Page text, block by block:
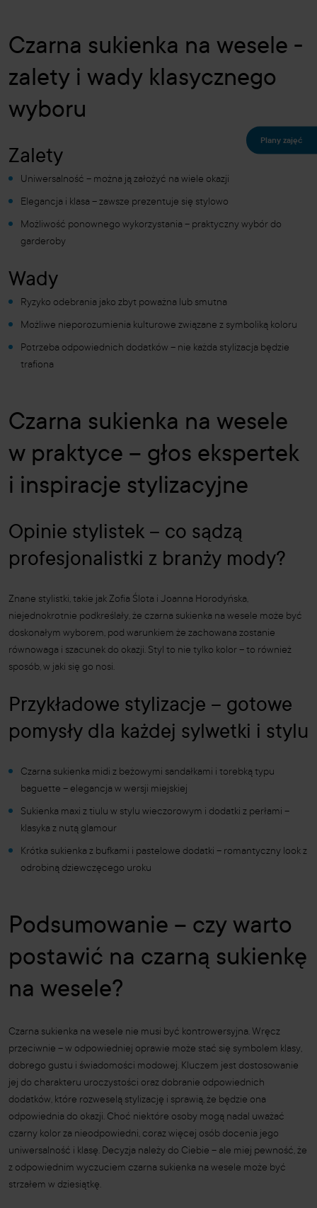
Czarna sukienka na wesele -
zalety i wady klasycznego
wyboru
Zalety
Uniwersalność – można ją założyć na wiele okazji
Elegancja i klasa – zawsze prezentuje się stylowo
Możliwość ponownego wykorzystania – praktyczny wybór do
garderoby
Wady
Ryzyko odebrania jako zbyt poważna lub smutna
Możliwe nieporozumienia kulturowe związane z symboliką koloru
Potrzeba odpowiednich dodatków – nie każda stylizacja będzie
trafiona
Czarna sukienka na wesele
w praktyce – głos ekspertek
i inspiracje stylizacyjne
Opinie stylistek – co sądzą
profesjonalistki z branży mody?
Znane stylistki, takie jak Zofia Ślota i Joanna Horodyńska,
niejednokrotnie podkreślały, że czarna sukienka na wesele może być
doskonałym wyborem, pod warunkiem że zachowana zostanie
równowaga i szacunek do okazji. Styl to nie tylko kolor – to również
sposób, w jaki się go nosi.
Przykładowe stylizacje – gotowe
pomysły dla każdej sylwetki i stylu
Czarna sukienka midi z beżowymi sandałkami i torebką typu
baguette – elegancja w wersji miejskiej
Sukienka maxi z tiulu w stylu wieczorowym i dodatki z perłami –
klasyka z nutą glamour
Krótka sukienka z bufkami i pastelowe dodatki – romantyczny look z
odrobiną dziewczęcego uroku
Podsumowanie – czy warto
postawić na czarną sukienkę
na wesele?
Czarna sukienka na wesele nie musi być kontrowersyjna. Wręcz
przeciwnie – w odpowiedniej oprawie może stać się symbolem klasy,
dobrego gustu i świadomości modowej. Kluczem jest dostosowanie
jej do charakteru uroczystości oraz dobranie odpowiednich
dodatków, które rozweselą stylizację i sprawią, że będzie ona
odpowiednia do okazji. Choć niektóre osoby mogą nadal uważać
czarny kolor za nieodpowiedni, coraz więcej osób docenia jego
uniwersalność i klasę. Decyzja należy do Ciebie – ale miej pewność, że
z odpowiednim wyczuciem czarna sukienka na wesele może być
strzałem w dziesiątkę.
Plany zajęć